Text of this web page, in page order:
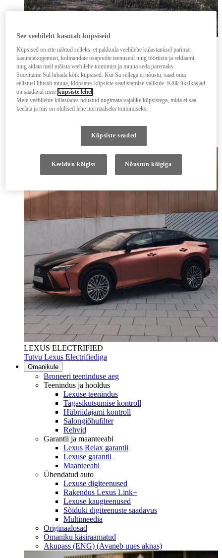
Electrified
Lexus Electrified
Täiselektriline
Iselaadiv hübriid
Pistikhübriid
Turbohübriid
Elektrifitseeritud sõidukid
Elektrifitseeritud auto laadimine
Aku ja sõiduulatus
LEXUS ELECTRIFIED
Tutvu Lexus Electrifiediga
Omanikule
Broneeri teeninduse aeg
Teenindus ja hooldus
Lexuse teenindus
Tagasikutsumise kontroll
Hübriidajami kontroll
Salongiõhufilter
Rehvid
Garantii ja maanteeabi
Lexus Relax garantii
Lexuse garantii
Maanteeabi
Ühendatud auto
Lexuse digiteenused
Rakendus Lexus Link+
Lexuse kaugteenused
Sõiduki digiteenuste saadavus
Multimeedia
Originaalosad
Omaniku käsiraamatud
Akupass (ENG) (Avaneb uues aknas)
See veebileht kasutab küpsiseid
Küpsised on ette nähtud selleks, et pakkuda veebilehe külastamisel parimat
kasutajakogemust, kolmandate osapoolte teenuseid ning tööriistu ja reklaami,
ning aidata meil mõista veebilehe toimimist ja muuta seda paremaks.
Soovitame Sul lubada kõik küpsised. Kui Sa sellega ei nõustu, saad oma
eelistusi lihtsalt muuta, klõpsates küpsiste seadistamise valikule. Kõik üksikasjad
on saadaval meieküpsiste lehel.
Meie veebilehte külastades nõustud tingimata vajalike küpsistega, mida ei saa
keelata ja mis on olulised lehe normaalseks toimimiseks.
Küpsiste seaded
Keeldun kõigist Nõustun kõigiga